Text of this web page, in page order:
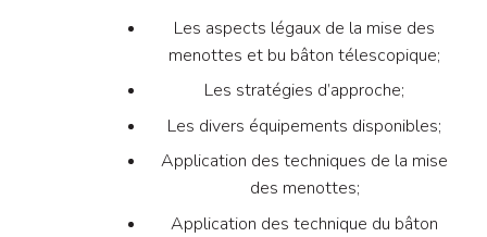
Les aspects légaux de la mise des
menottes et bu bâton télescopique;
Les stratégies d’approche;
Les divers équipements disponibles;
Application des techniques de la mise
des menottes;
Application des technique du bâton